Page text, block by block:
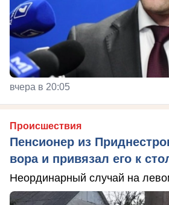
вчера в 20:05
Происшествия
Пенсионер из
вора и привязал его к
Неординарный случай на